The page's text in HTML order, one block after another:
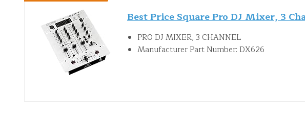
Best Price Square Pro DJ Mixer, 3
PRO DJ MIXER, 3 CHANNEL
Manufacturer Part Number: DX626